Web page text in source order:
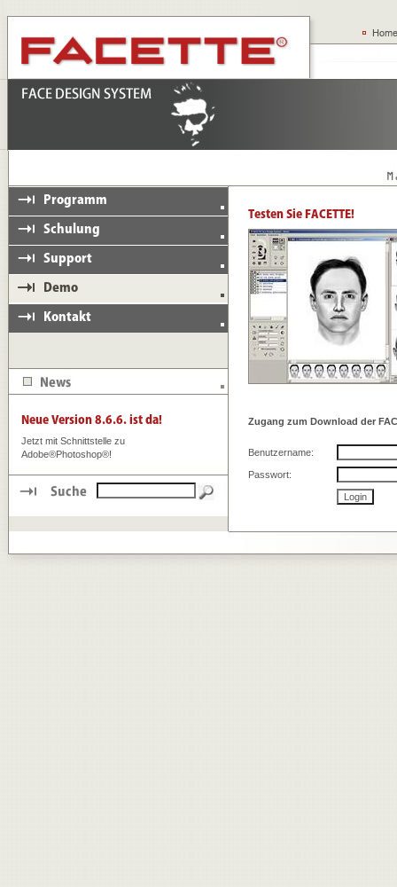
Jetzt mit Schnittstelle zu
Adobe®Photoshop®!
Zugang zum Download der
Benutzername:
Passwort: